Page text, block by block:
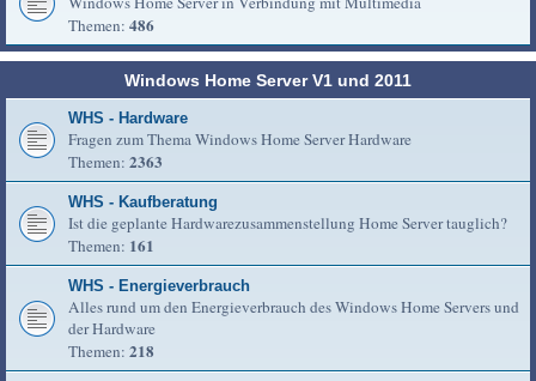
Themen: 486
Windows Home Server V1 und 2011
WHS - Hardware
Fragen zum Thema Windows Home Server Hardware
Themen: 2363
WHS - Kaufberatung
Ist die geplante Hardwarezusammenstellung Home Server tauglich?
Themen: 161
WHS - Energieverbrauch
Alles rund um den Energieverbrauch des Windows Home Servers und
der Hardware
Themen: 218